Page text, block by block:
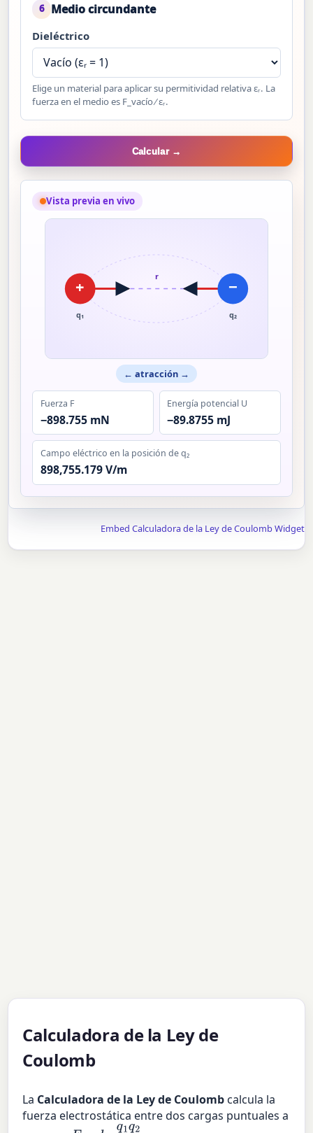
6 Medio circundante
Dieléctrico
Elige un material para aplicar su permitividad relativa εᵣ. La
fuerza en el medio es F_vacío ⁄ εᵣ.
Calcular →
Vista previa en vivo
+
q₁
−
q₂
r
← atracción →
Fuerza F
−898.755 mN
Energía potencial U
−89.8755 mJ
Campo eléctrico en la posición de q₂
898,755.179 V/m
Embed Calculadora de la Ley de Coulomb Widget
Calculadora de la Ley de
Coulomb
La Calculadora de la Ley de Coulomb calcula la
fuerza electrostática entre dos cargas puntuales a